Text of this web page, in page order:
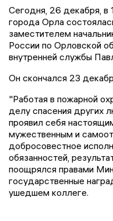
Сегодня, 26 декабря, в
города Орла
заместителем
России по Орловской
внутренней службы
Он скончался 23
"Работая в пожарной
делу спасения других
проявил себя
мужественным и
добросовестное
обязанностей,
поощрялся правами
государственные
ушедшем коллеге.